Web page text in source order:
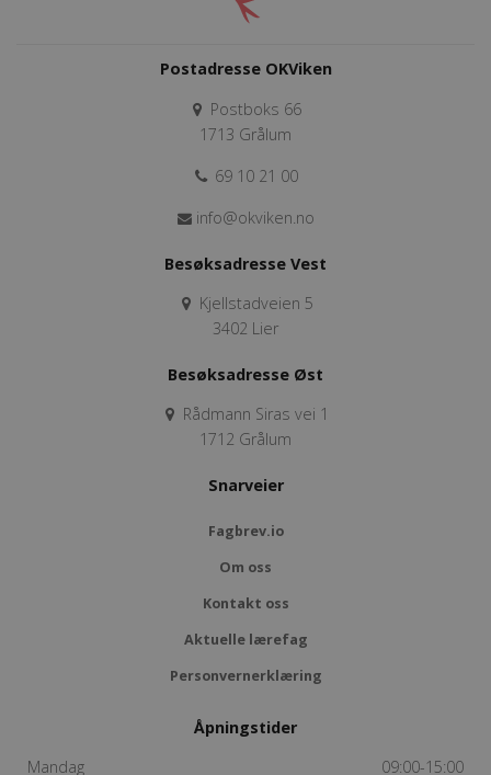
Postadresse OKViken
Postboks 66
1713 Grålum
69 10 21 00
info@okviken.no
Besøksadresse Vest
Kjellstadveien 5
3402 Lier
Besøksadresse Øst
Rådmann Siras vei 1
1712 Grålum
Snarveier
Fagbrev.io
Om oss
Kontakt oss
Aktuelle lærefag
Personvernerklæring
Åpningstider
09:00-15:00
Mandag